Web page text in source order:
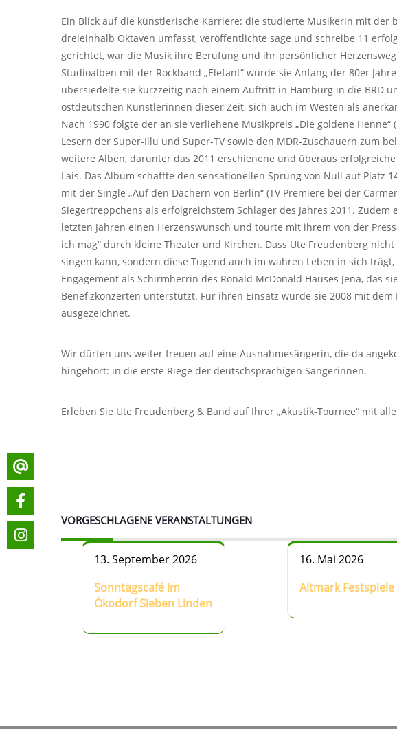
Ein Blick auf die künstlerische Karriere: die studierte Musikerin mit der
dreieinhalb Oktaven umfasst, veröffentlichte sage und schreibe 11
gerichtet, war die Musik ihre Berufung und ihr persönlicher
Studioalben mit der Rockband „Elefant“ wurde sie Anfang der 80er
übersiedelte sie kurzzeitig nach einem Auftritt in Hamburg in die BRD
ostdeutschen Künstlerinnen dieser Zeit, sich auch im Westen als
Nach 1990 folgte der an sie verliehene Musikpreis „Die goldene Henne“
Lesern der Super-Illu und Super-TV sowie den MDR-Zuschauern zum
weitere Alben, darunter das 2011 erschienene und überaus
Lais. Das Album schaffte den sensationellen Sprung von Null auf Platz
mit der Single „Auf den Dächern von Berlin“ (TV Premiere bei der
Siegertreppchens als erfolgreichstem Schlager des Jahres 2011.
letzten Jahren einen Herzenswunsch und tourte mit ihrem von der
ich mag“ durch kleine Theater und Kirchen. Dass Ute Freudenberg
singen kann, sondern diese Tugend auch im wahren Leben in sich
Engagement als Schirmherrin des Ronald McDonald Hauses Jena, das
Benefizkonzerten unterstützt. Für ihren Einsatz wurde sie 2008 mit
ausgezeichnet.
Wir dürfen uns weiter freuen auf eine Ausnahmesängerin, die da
hingehört: in die erste Riege der deutschsprachigen Sängerinnen.
Erleben Sie Ute Freudenberg & Band auf Ihrer „Akustik-Tournee“ mit
VORGESCHLAGENE VERANSTALTUNGEN
13. September 2026
Sonntagscafé im
Ökodorf Sieben Linden
16. Mai 2026
Altmark Festspiele